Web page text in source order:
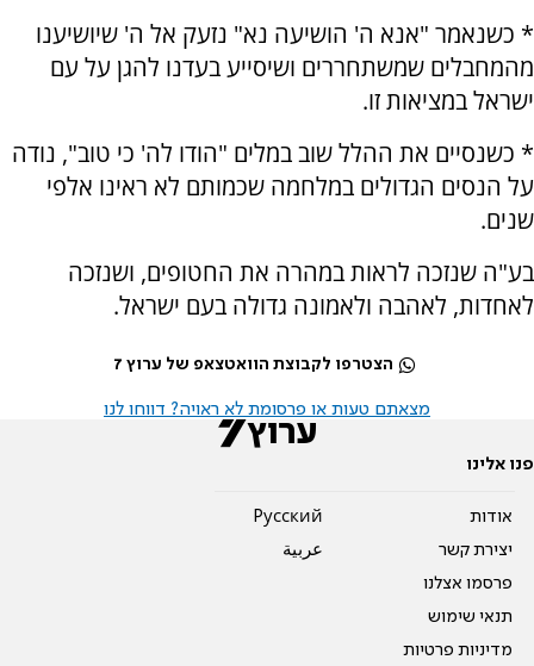
* כשנאמר "אנא ה' הושיעה נא" נזעק אל ה' שיושיענו
מהמחבלים שמשתחררים ושיסייע בעדנו להגן על עם
ישראל במציאות זו.
* כשנסיים את ההלל שוב במלים "הודו לה' כי טוב", נודה
על הנסים הגדולים במלחמה שכמותם לא ראינו אלפי
שנים.
בע"ה שנזכה לראות במהרה את החטופים, ושנזכה
לאחדות, לאהבה ולאמונה גדולה בעם ישראל.
הצטרפו לקבוצת הוואטצאפ של ערוץ 7
מצאתם טעות או פרסומת לא ראויה? דווחו לנו
פנו אלינו
אודות
יצירת קשר
פרסמו אצלנו
תנאי שימוש
מדיניות פרטיות
Pусский
عربية